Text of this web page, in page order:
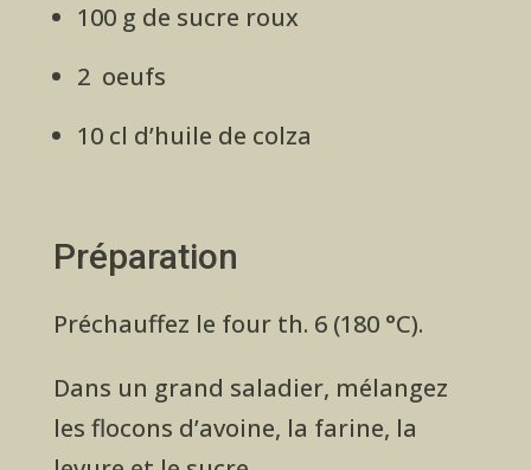
100 g de sucre roux
2 oeufs
10 cl d’huile de colza
Préparation
Préchauffez le four th. 6 (180 °C).
Dans un grand saladier, mélangez
les flocons d’avoine, la farine, la